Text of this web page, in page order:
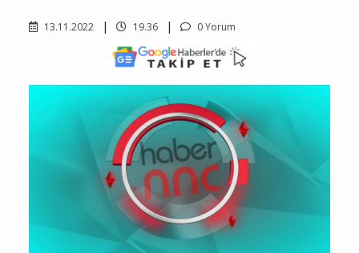
13.11.2022 19.36 0 Yorum